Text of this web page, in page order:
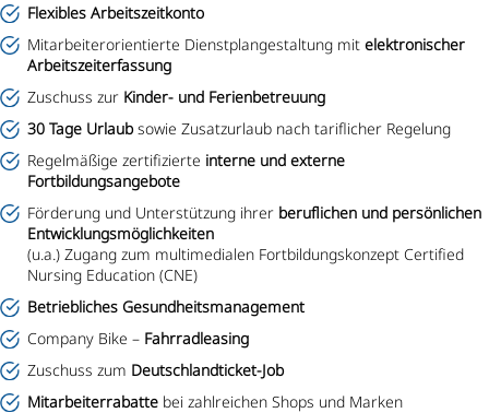
Flexibles Arbeitszeitkonto
Mitarbeiterorientierte Dienstplangestaltung mit elektronischer
Arbeitszeiterfassung
Zuschuss zur Kinder- und Ferienbetreuung
30 Tage Urlaubsowie Zusatzurlaub nach tariflicher Regelung
Regelmäßige zertifizierte interne und externe
Fortbildungsangebote
Förderung und Unterstützung ihrer beruflichen und persönlichen
Entwicklungsmöglichkeiten
(u.a.) Zugang zum multimedialen Fortbildungskonzept Certified
Nursing Education (CNE)
Betriebliches Gesundheitsmanagement
Company Bike – Fahrradleasing
Zuschuss zum Deutschlandticket-Job
Mitarbeiterrabatte bei zahlreichen Shops und Marken